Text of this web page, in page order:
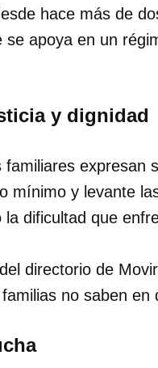
hace más de
se apoya en un
y dignidad
familiares expresan
mínimo y levante
la dificultad que
directorio de
no saben